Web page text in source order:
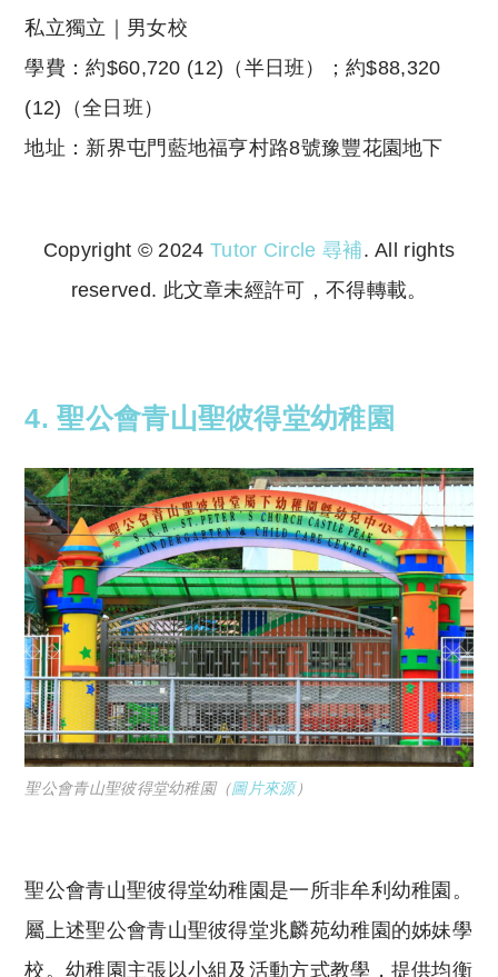
私立獨立｜男女校
學費：約$60,720 (12)（半日班）；約$88,320
(12)（全日班）
地址：新界屯門藍地福亨村路8號豫豐花園地下
Copyright © 2024 Tutor Circle 尋補. All rights
reserved. 此文章未經許可，不得轉載。
4. 聖公會青山聖彼得堂幼稚園
聖公會青山聖彼得堂幼稚園（圖片來源）
聖公會青山聖彼得堂幼稚園是一所非牟利幼稚園。
屬上述聖公會青山聖彼得堂兆麟苑幼稚園的姊妹學
校。幼稚園主張以小組及活動方式教學，提供均衡